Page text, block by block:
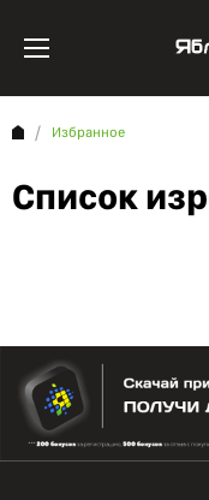
Избранное
Список